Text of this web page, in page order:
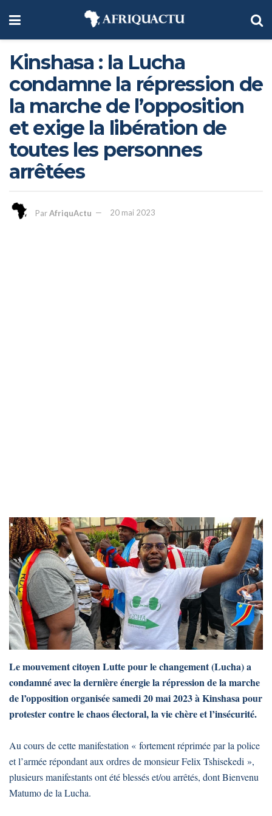
Kinshasa : la Lucha
condamne la répression de
la marche de l’opposition
et exige la libération de
toutes les personnes
arrêtées
ParAfriquActu 20 mai 2023
Le mouvement citoyen Lutte pour le changement (Lucha) a
condamné avec la dernière énergie la répression de la marche
de l’opposition organisée samedi 20 mai 2023 à Kinshasa pour
protester contre le chaos électoral, la vie chère et l’insécurité.
Au cours de cette manifestation « fortement réprimée par la police
et l’armée répondant aux ordres de monsieur Felix Tshisekedi »,
plusieurs manifestants ont été blessés et/ou arrêtés, dont Bienvenu
Matumo de la Lucha.